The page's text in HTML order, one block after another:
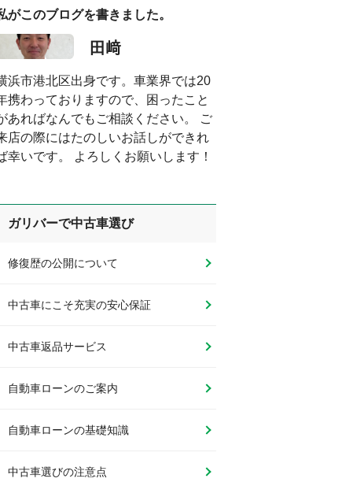
がこのブログを書きました。
田﨑
浜市港北区出身です。車業界では20
携わっておりますので、困ったこと
あればなんでもご相談ください。 ご
店の際にはたのしいお話しができれ
幸いです。 よろしくお願いします！
ガリバーで中古車選び
修復歴の公開について
中古車にこそ充実の安心保証
中古車返品サービス
自動車ローンのご案内
自動車ローンの基礎知識
中古車選びの注意点